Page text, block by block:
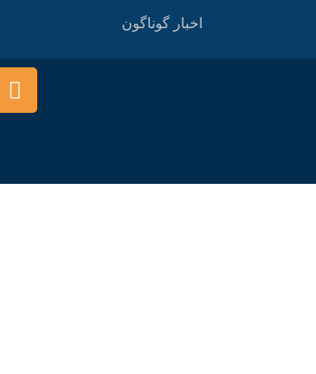
اخبار گوناگون